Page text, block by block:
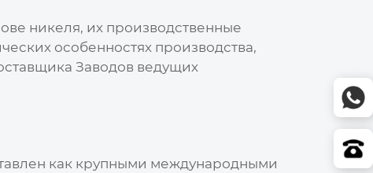
никеля, их производственные
особенностях производства,
Заводов ведущих
как крупными международными